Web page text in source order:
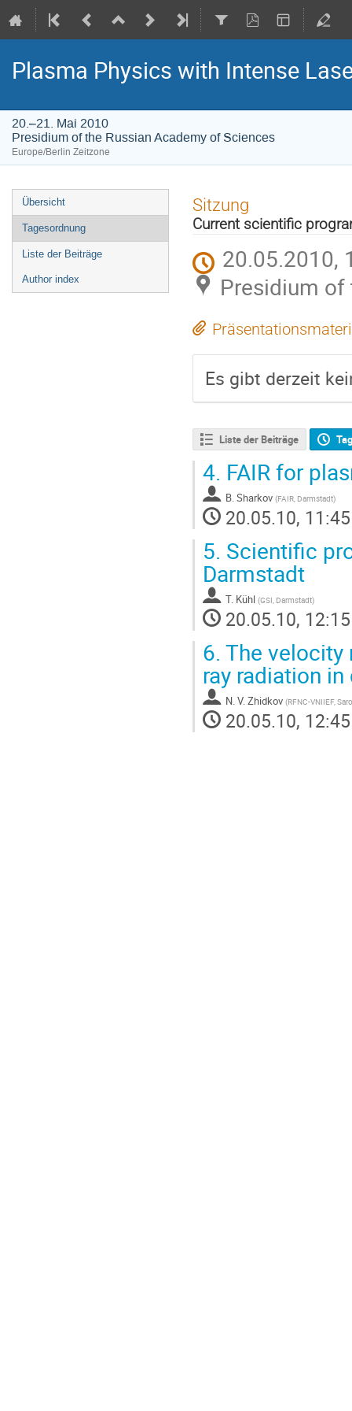
Plasma Physics with Intense
20.–21. Mai 2010
Presidium of the Russian Academy of Sciences
Europe/Berlin Zeitzone
Veranstaltungsmenü
Übersicht
Tagesordnung
Liste der Beiträge
Author index
Sitzung
Current scientific
20.05.2010,
Presidium of
Es gibt derzeit
Liste der Beiträge
4. FAIR for
B. Sharkov (FAIR, Darmstadt)
20.05.10, 11:45
5. Scientific
Darmstadt
T. Kühl (GSI, Darmstadt)
20.05.10, 12:15
6. The velocity
ray radiation
N. V. Zhidkov (RFNC-VNIIEF,
20.05.10, 12:45